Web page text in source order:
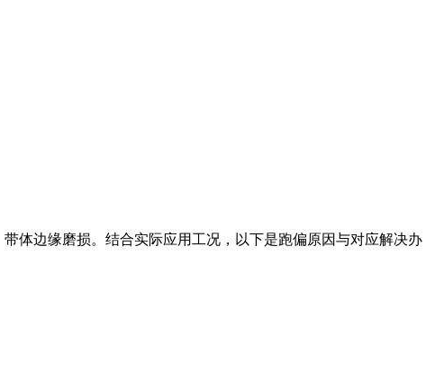
体边缘磨损。结合实际应用工况，以下是跑偏原因与对应解决办